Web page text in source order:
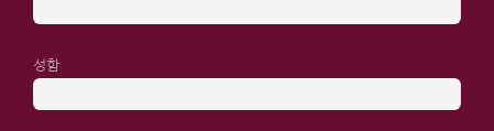
성함